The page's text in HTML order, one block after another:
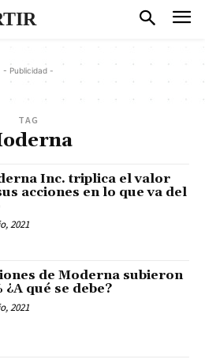
- Publicidad -
TAG
Inc. triplica el valor
acciones en lo que va del
2021
de Moderna subieron
¿A qué se debe?
2021